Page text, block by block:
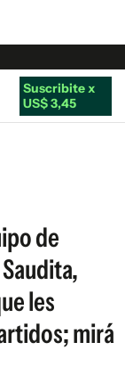
Suscribite x
US$ 3,45
de
les
mirá